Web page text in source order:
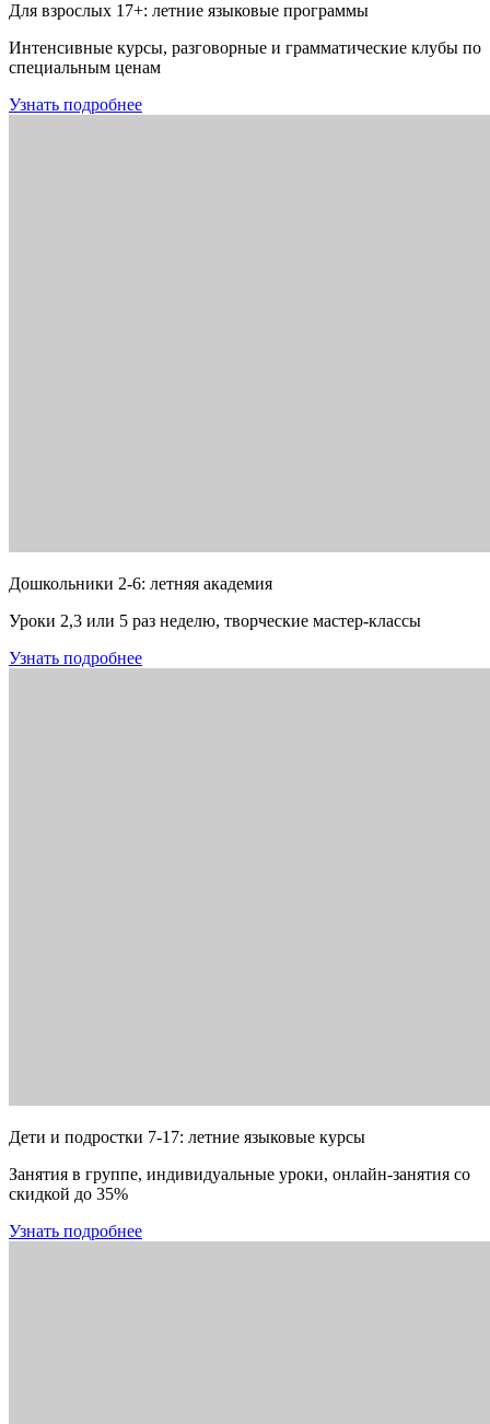
Для взрослых 17+: летние языковые программы
Интенсивные курсы, разговорные и грамматические клубы по
специальным ценам
Узнать подробнее
Дошкольники 2-6: летняя академия
Уроки 2,3 или 5 раз неделю, творческие мастер-классы
Узнать подробнее
Дети и подростки 7-17: летние языковые курсы
Занятия в группе, индивидуальные уроки, онлайн-занятия со
скидкой до 35%
Узнать подробнее